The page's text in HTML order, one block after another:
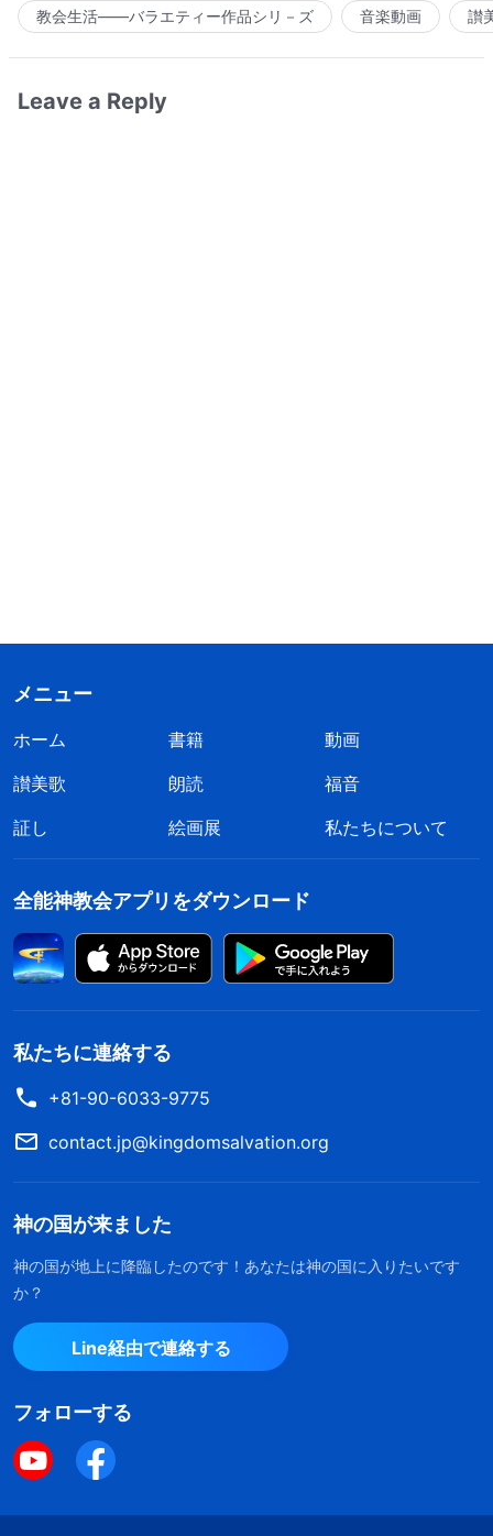
教会生活――バラエティー作品シリ－ズ 音楽動画 讃
Leave a Reply
メニュー
ホーム 書籍
動画
讃美歌
朗読
福音
証し
絵画展 私たちについて
全能神教会アプリをダウンロード
私たちに連絡する
+81-90-6033-9775
contact.jp@kingdomsalvation.org
神の国が来ました
神の国が地上に降臨したのです！あなたは神の国に入りたいです
か？
Line経由で連絡する
フォローする